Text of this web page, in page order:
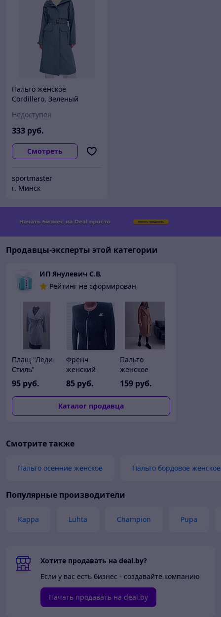
Пальто женское
Cordillero, Зеленый
Недоступен
333 руб.
Смотреть
sportmaster
г. Минск
Продавцы-эксперты этой категории
ИП Янулевич С.В.
Рейтинг не сформирован
Плащ "Леди
Стиль"
95 руб.
Френч
женский
средней
длины под
замшу
85 руб.
Пальто
женское
Trendy 42, 44
р-р
159 руб.
Каталог продавца
Смотрите также
Пальто осенние женское Пальто бордовое женское
Популярные производители
Kappa Luhta Champion Pupa
Хотите продавать на deal.by?
Если у вас есть бизнес - создавайте компанию
Начать продавать на deal.by